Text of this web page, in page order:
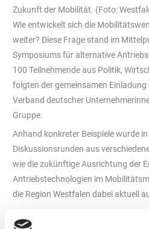
Zukunft der Mobilität. (Foto:
Wie entwickelt sich die
weiter? Diese Frage stand im
Symposiums für alternative
100 Teilnehmende aus Politik,
folgten der gemeinsamen Einladung
Verband deutscher
Gruppe.
Anhand konkreter Beispiele wurde
Diskussionsrunden aus
wie die zukünftige Ausrichtung der
Antriebstechnologien im
die Region Westfalen dabei aktuell